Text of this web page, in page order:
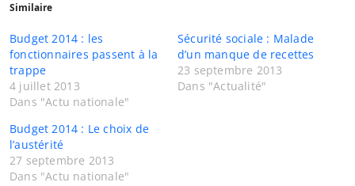
Similaire
Budget 2014 : les
fonctionnaires passent à la
trappe
4 juillet 2013
Dans "Actu nationale"
Sécurité sociale : Malade
d’un manque de recettes
23 septembre 2013
Dans "Actualité"
Budget 2014 : Le choix de
l’austérité
27 septembre 2013
Dans "Actu nationale"